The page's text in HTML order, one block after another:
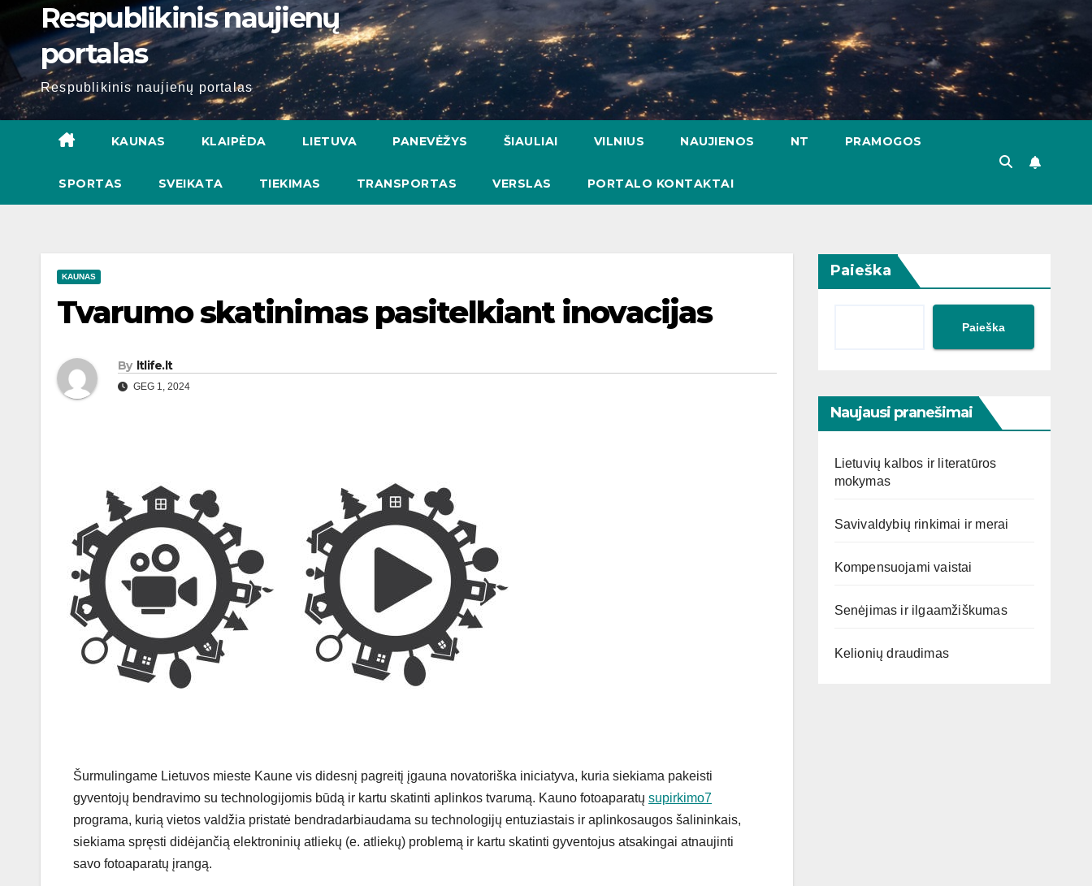
Respublikinis naujienų
portalas
Respublikinis naujienų portalas
KAUNAS KLAIPĖDA LIETUVA PANEVĖŽYS ŠIAULIAI VILNIUS NAUJIENOS NT PRAMOGOS
SPORTAS SVEIKATA TIEKIMAS TRANSPORTAS VERSLAS PORTALO KONTAKTAI
KAUNAS
Tvarumo skatinimas pasitelkiant inovacijas
By ltlife.lt
GEG 1, 2024
Šurmulingame Lietuvos mieste Kaune vis didesnį pagreitį įgauna novatoriška iniciatyva, kuria siekiama pakeisti
gyventojų bendravimo su technologijomis būdą ir kartu skatinti aplinkos tvarumą. Kauno fotoaparatų supirkimo7
programa, kurią vietos valdžia pristatė bendradarbiaudama su technologijų entuziastais ir aplinkosaugos šalininkais,
siekiama spręsti didėjančią elektroninių atliekų (e. atliekų) problemą ir kartu skatinti gyventojus atsakingai atnaujinti
savo fotoaparatų įrangą.
Paieška
Paieška
Naujausi pranešimai
Lietuvių kalbos ir literatūros
mokymas
Savivaldybių rinkimai ir merai
Kompensuojami vaistai
Senėjimas ir ilgaamžiškumas
Kelionių draudimas